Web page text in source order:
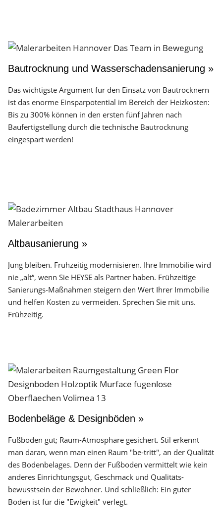
Bautrocknung und Wasserschadensanierung »
Das wichtigste Argument für den Einsatz von Bautrocknern
ist das enorme Einsparpotential im Bereich der Heizkosten:
Bis zu 300% können in den ersten fünf Jahren nach
Baufertigstellung durch die technische Bautrocknung
eingespart werden!
Altbausanierung »
Jung bleiben. Frühzeitig modernisieren. Ihre Immobilie wird
nie „alt“, wenn Sie HEYSE als Partner haben. Frühzeitige
Sanierungs-Maßnahmen steigern den Wert Ihrer Immobilie
und helfen Kosten zu vermeiden. Sprechen Sie mit uns.
Frühzeitig.
Bodenbeläge & Designböden »
Fußboden gut; Raum-Atmosphäre gesichert. Stil erkennt
man daran, wenn man einen Raum "be-tritt", an der Qualität
des Boden­belages. Denn der Fuß­boden vermittelt wie kein
anderes Einrichtungs­gut, Geschmack und Qualitäts­
bewusstsein der Bewohner. Und schließlich: Ein guter
Boden ist für die "Ewigkeit" verlegt.